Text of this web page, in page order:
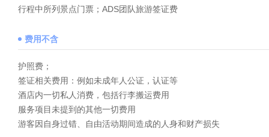
行程中所列景点门票；ADS团队旅游签证费
费用不含
护照费；
签证相关费用：例如未成年人公证，认证等
酒店内一切私人消费，包括行李搬运费用
服务项目未提到的其他一切费用
游客因自身过错、自由活动期间造成的人身和财产损失